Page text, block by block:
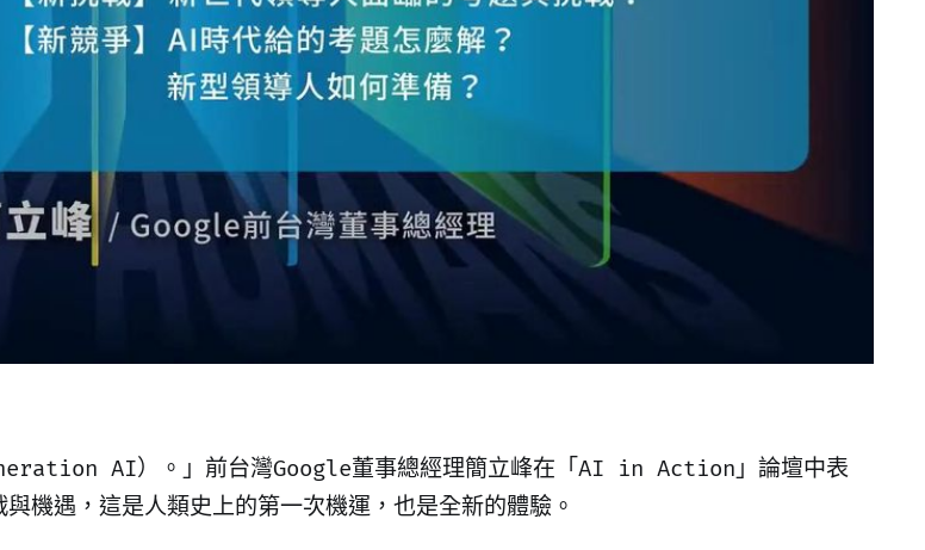
AI）。」前台灣Google董事總經理簡立峰在「AI in Action」論壇中表
機遇，這是人類史上的第一次機運，也是全新的體驗。